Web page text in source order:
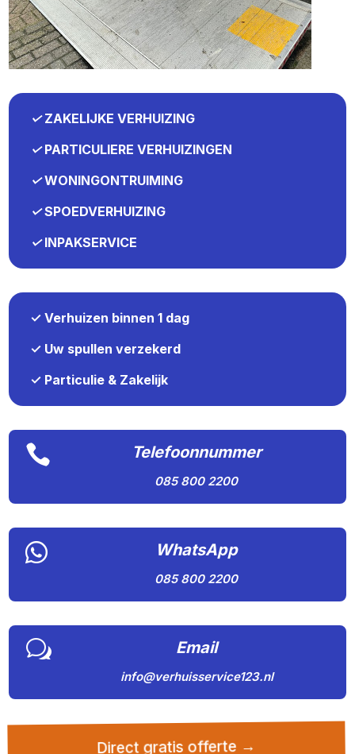
✓ZAKELIJKE VERHUIZING
✓PARTICULIERE VERHUIZINGEN
✓WONINGONTRUIMING
✓SPOEDVERHUIZING
✓INPAKSERVICE
✓ Verhuizen binnen 1 dag
✓ Uw spullen verzekerd
✓ Particulie & Zakelijk
 Telefoonnummer
085 800 2200
 WhatsApp
085 800 2200
w Email
info@verhuisservice123.nl
Direct gratis offerte →